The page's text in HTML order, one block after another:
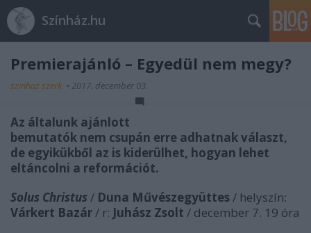
Színház.hu
Premierajánló – Egyedül nem megy?
szinhaz szerk. • 2017. december 03.
Az általunk ajánlott
bemutatók nem csupán erre adhatnak választ,
de egyikükből az is kiderülhet, hogyan lehet
eltáncolni a reformációt.
Solus Christus / Duna Művészegyüttes/ helyszín:
Várkert Bazár/ r: Juhász Zsolt / december 7. 19 óra